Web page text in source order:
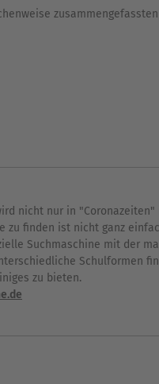
nicht nur in "Coronazeiten"
zu finden ist nicht ganz
Suchmaschine mit der
Schulformen
zu bieten.